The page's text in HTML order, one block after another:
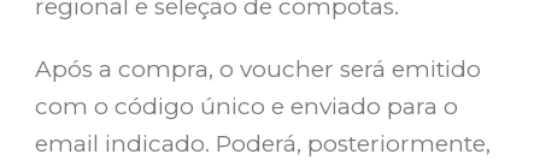
regional e seleção de compotas.
Após a compra, o voucher será emitido
com o código único e enviado para o
email indicado. Poderá, posteriormente,